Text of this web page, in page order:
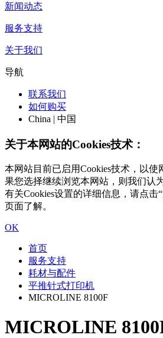
新闻动态
服务支持
关于我们
导航
联系我们
如何购买
China | 中国
关于本网站的Cookies技术：
本网站目前已启用Cookies技术，以使
果您选择继续浏览本网站，则我们认
有关Cookies设置的详细信息，请点击
页面了解。
OK
首页
服务支持
耗材与配件
平推针式打印机
MICROLINE 8100F
MICROLINE